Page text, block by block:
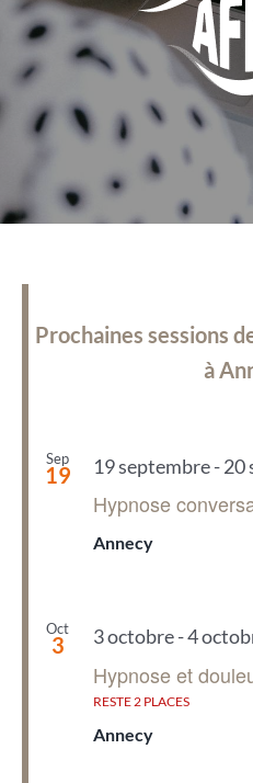
Prochaines sessions
à
Sep
19 19 septembre-20
Hypnose
Annecy
Oct
3 3 octobre-4
Hypnose et
RESTE 2 PLACES
Annecy